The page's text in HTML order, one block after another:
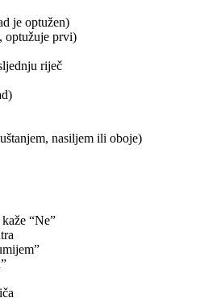
je optužen)
optužuje prvi)
riječ
nasiljem ili oboje)
“Ne”